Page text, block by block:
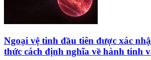
Ngoại vệ tinh đầu tiên được xác
thức cách định nghĩa về hành tinh